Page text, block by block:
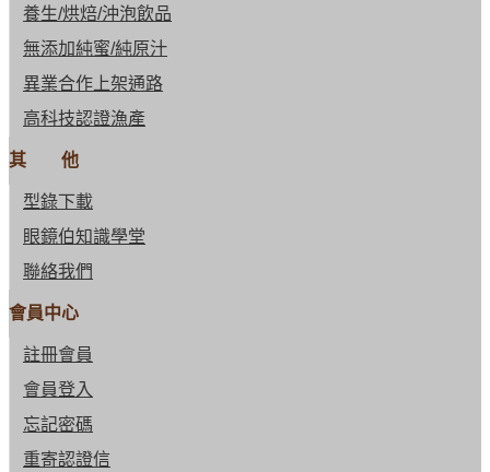
養生/烘焙/沖泡飲品
無添加純蜜/純原汁
異業合作上架通路
高科技認證漁產
其 他
型錄下載
眼鏡伯知識學堂
聯絡我們
會員中心
註冊會員
會員登入
忘記密碼
重寄認證信